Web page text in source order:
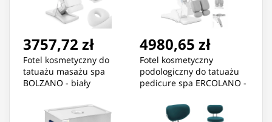
3757,72 zł
Fotel kosmetyczny do
tatuażu masażu spa
BOLZANO - biały
4980,65 zł
Fotel kosmetyczny
podologiczny do tatuażu
pedicure spa ERCOLANO -